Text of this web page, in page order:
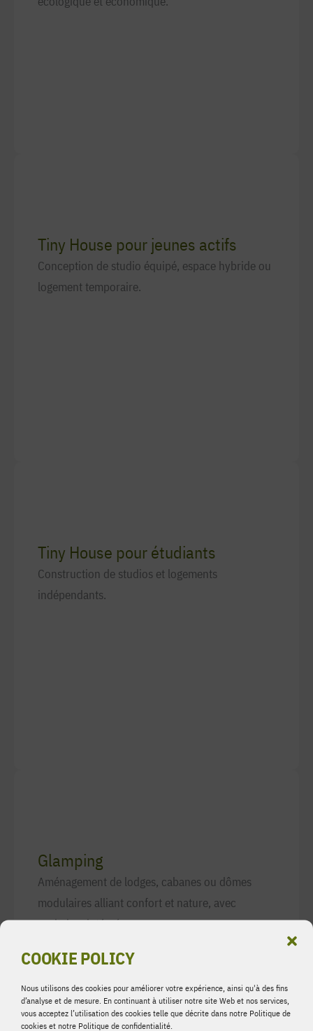
COOKIE POLICY
Nous utilisons des cookies pour améliorer votre expérience, ainsi qu'à des fins
d’analyse et de mesure. En continuant à utiliser notre site Web et nos services,
vous acceptez l’utilisation des cookies telle que décrite dans notre Politique de
cookies et notre Politique de confidentialité.
Tiny House pour jeunes actifs
Conception de studio équipé, espace hybride ou
logement temporaire.
Tiny House pour étudiants
Construction de studios et logements
indépendants.
Glamping
Aménagement de lodges, cabanes ou dômes
modulaires alliant confort et nature, avec
sanitaires intégrés.